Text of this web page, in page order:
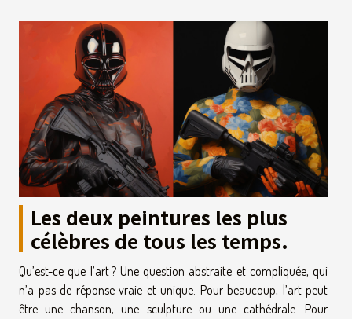
Les deux peintures les plus
célèbres de tous les temps.
Qu’est-ce que l’art ? Une question abstraite et compliquée, qui
n’a pas de réponse vraie et unique. Pour beaucoup, l’art peut
être une chanson, une sculpture ou une cathédrale. Pour